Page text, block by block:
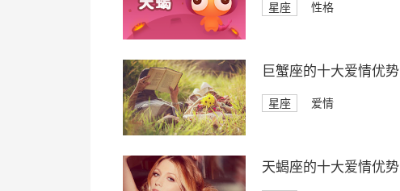
星座 性格
巨蟹座的十大爱情优势
星座 爱情
天蝎座的十大爱情优势